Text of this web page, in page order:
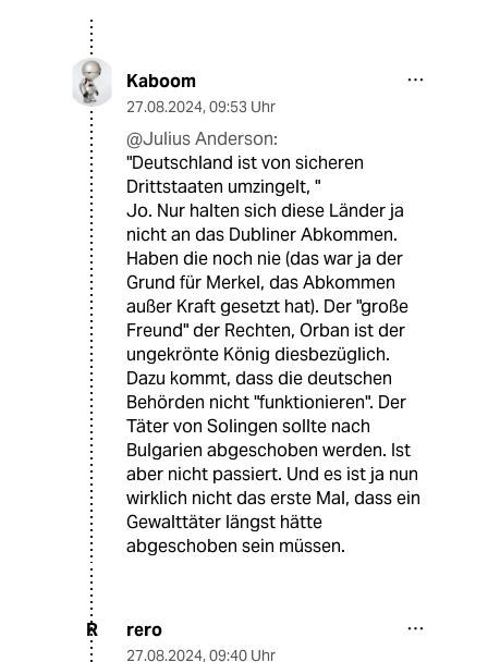
Kaboom
27.08.2024, 09:53 Uhr
@Julius Anderson:
"Deutschland ist von sicheren
Drittstaaten umzingelt, "
Jo. Nur halten sich diese Länder ja
nicht an das Dubliner Abkommen.
Haben die noch nie (das war ja der
Grund für Merkel, das Abkommen
außer Kraft gesetzt hat). Der "große
Freund" der Rechten, Orban ist der
ungekrönte König diesbezüglich.
Dazu kommt, dass die deutschen
Behörden nicht "funktionieren". Der
Täter von Solingen sollte nach
Bulgarien abgeschoben werden. Ist
aber nicht passiert. Und es ist ja nun
wirklich nicht das erste Mal, dass ein
Gewalttäter längst hätte
abgeschoben sein müssen.
R rero
27.08.2024, 09:40 Uhr